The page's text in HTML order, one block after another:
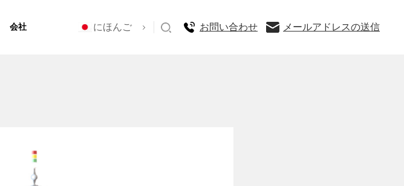
会社 にほんご お問い合わせ メールアドレスの送信